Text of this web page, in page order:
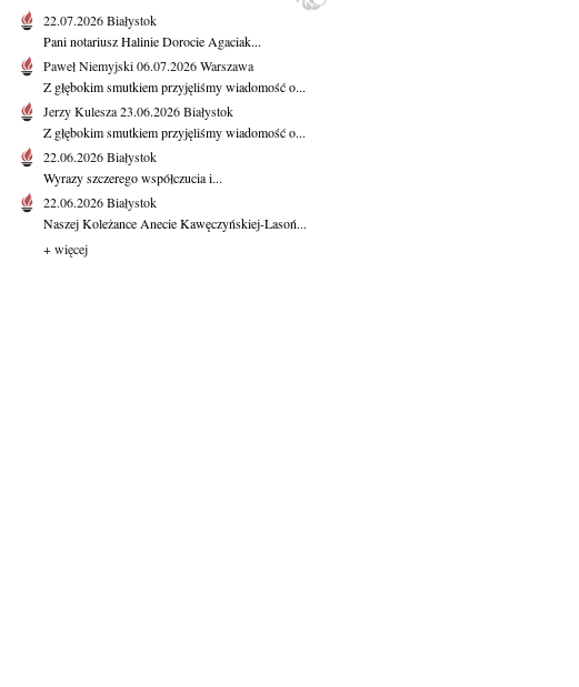
22.07.2026Białystok
Pani notariusz Halinie Dorocie Agaciak...
Paweł Niemyjski06.07.2026Warszawa
Z głębokim smutkiem przyjęliśmy wiadomość o...
Jerzy Kulesza23.06.2026Białystok
Z głębokim smutkiem przyjęliśmy wiadomość o...
22.06.2026Białystok
Wyrazy szczerego współczucia i...
22.06.2026Białystok
Naszej Koleżance Anecie Kawęczyńskiej-Lasoń...
+ więcej